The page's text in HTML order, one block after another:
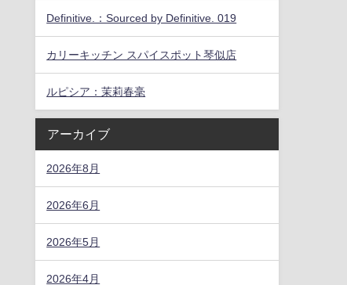
Definitive.：Sourced by Definitive. 019
カリーキッチン スパイスポット琴似店
ルピシア：茉莉春毫
アーカイブ
2026年8月
2026年6月
2026年5月
2026年4月